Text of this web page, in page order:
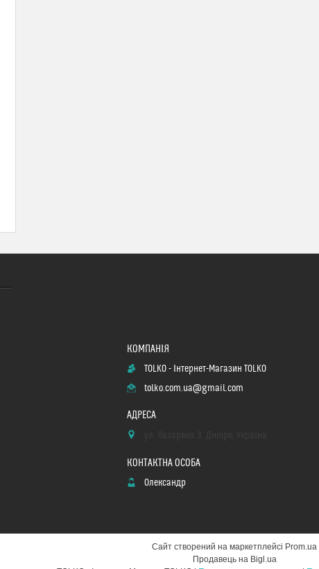
TOLKO - Інтернет-Магазин TOLKO
tolko.com.ua@gmail.com
Олександр
Сайт створений на маркетплейсі Prom.ua
Продавець на Bigl.ua